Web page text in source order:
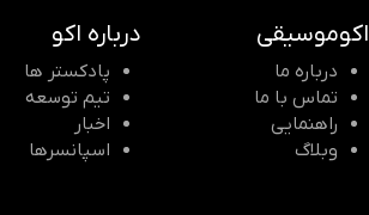
اکوموسیقی
درباره ما
تماس با ما
راهنمایی
وبلاگ
درباره اکو
پادکستر ها
تیم توسعه
اخبار
اسپانسرها